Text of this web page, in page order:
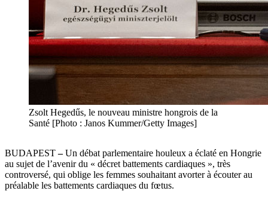
Zsolt Hegedűs, le nouveau ministre hongrois de la
Santé [Photo : Janos Kummer/Getty Images]
BUDAPEST–Un débat parlementaire houleux a éclaté en Hongrie
au sujet de l’avenir du « décret battements cardiaques », très
controversé, qui oblige les femmes souhaitant avorter à écouter au
préalable les battements cardiaques du fœtus.